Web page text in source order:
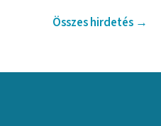
Összes hirdetés →